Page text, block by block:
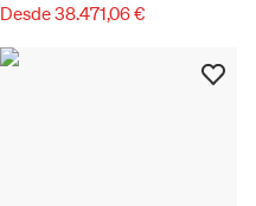
Desde 38.471,06 €